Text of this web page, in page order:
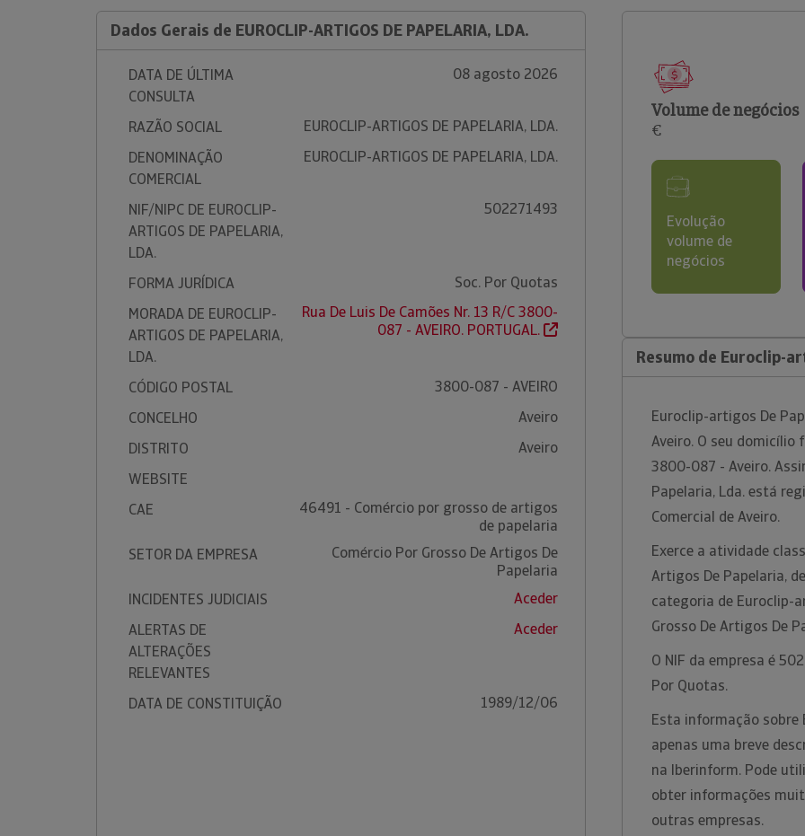
Dados Gerais de EUROCLIP-ARTIGOS DE PAPELARIA, LDA.
DATA DE ÚLTIMA
CONSULTA
08 agosto 2026
RAZÃO SOCIAL
EUROCLIP-ARTIGOS DE PAPELARIA, LDA.
DENOMINAÇÃO
COMERCIAL
EUROCLIP-ARTIGOS DE PAPELARIA, LDA.
NIF/NIPC DE EUROCLIP-
ARTIGOS DE PAPELARIA,
LDA.
502271493
FORMA JURÍDICA
Soc. Por Quotas
MORADA DE EUROCLIP-
ARTIGOS DE PAPELARIA,
LDA.
Rua De Luis De Camões Nr. 13 R/C 3800-
087 - AVEIRO. PORTUGAL.
CÓDIGO POSTAL
3800-087 - AVEIRO
CONCELHO
Aveiro
DISTRITO
Aveiro
WEBSITE
CAE
46491 - Comércio por grosso de artigos
de papelaria
SETOR DA EMPRESA
Comércio Por Grosso De Artigos De
Papelaria
INCIDENTES JUDICIAIS
Aceder
ALERTAS DE
ALTERAÇÕES
RELEVANTES
Aceder
DATA DE CONSTITUIÇÃO 1989/12/06
Volume de negócios
€
Evolução
volume de
negócios
Resumo de Euroclip-
Euroclip-artigos De
Aveiro. O seu domicílio
3800-087 - Aveiro.
Papelaria, Lda. está
Comercial de Aveiro.
Exerce a atividade
Artigos De Papelaria,
categoria de Euroclip-
Grosso De Artigos De
O NIF da empresa é
Por Quotas.
Esta informação sobre
apenas uma breve
na Iberinform. Pode
obter informações
outras empresas.